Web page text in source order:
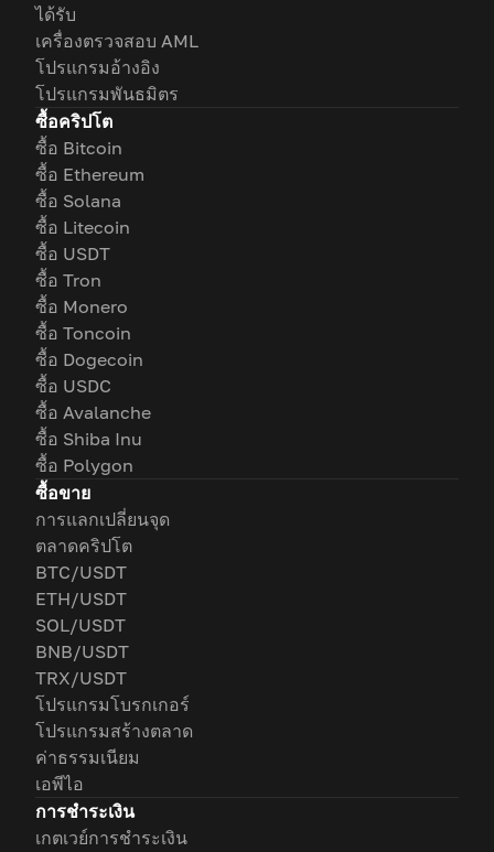
ได้รับ
เครื่องตรวจสอบ AML
โปรแกรมอ้างอิง
โปรแกรมพันธมิตร
ซื้อคริปโต
ซื้อ Bitcoin
ซื้อ Ethereum
ซื้อ Solana
ซื้อ Litecoin
ซื้อ USDT
ซื้อ Tron
ซื้อ Monero
ซื้อ Toncoin
ซื้อ Dogecoin
ซื้อ USDC
ซื้อ Avalanche
ซื้อ Shiba Inu
ซื้อ Polygon
ซื้อขาย
การแลกเปลี่ยนจุด
ตลาดคริปโต
BTC/USDT
ETH/USDT
SOL/USDT
BNB/USDT
TRX/USDT
โปรแกรมโบรกเกอร์
โปรแกรมสร้างตลาด
ค่าธรรมเนียม
เอพีไอ
การชำระเงิน
เกตเวย์การชำระเงิน